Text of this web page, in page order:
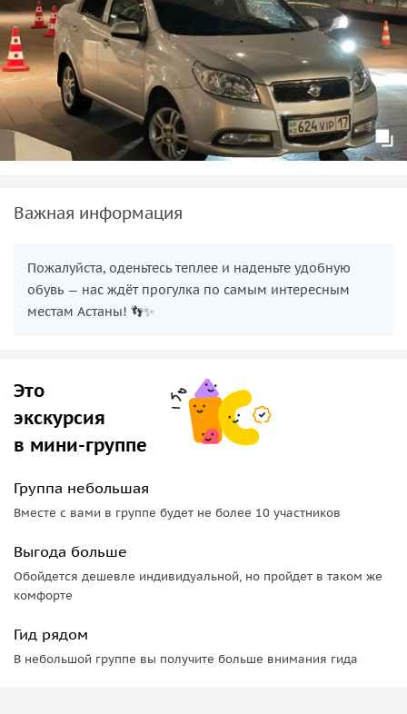
Важная информация
Пожалуйста, оденьтесь теплее и наденьте удобную
обувь — нас ждёт прогулка по самым интересным
местам Астаны! 👣✨
Это
экскурсия
в мини-группе
Группа небольшая
Вместе с вами в группе будет не более 10 участников
Выгода больше
Обойдется дешевле индивидуальной, но пройдет в таком же
комфорте
Гид рядом
В небольшой группе вы получите больше внимания гида